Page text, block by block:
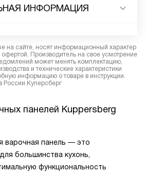
ИНФОРМАЦИЯ
на сайте, носят информационный характер
Производитель на свое усмотрение
может менять комплектацию,
и технические характеристики
информацию о товаре в инструкции.
России Куперсберг
панелей Kuppersberg
варочная панель — это
большинства кухонь,
функциональность